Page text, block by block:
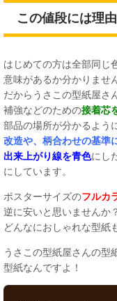
この値段には理
はじめての方は全部同じ
意味があるか分かりませ
だからうさこの型紙屋さ
補強などのための接着芯
部品の場所が分かるよう
改造や、柄合わせの基準
出来上がり線を青色にし
にしています。
ポスターサイズのフルカ
逆に安いと思いませんか
どんなにおしゃれな型紙
うさこの型紙屋さんの型
型紙なんですよ！